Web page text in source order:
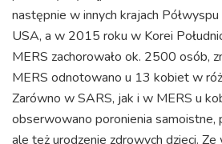
następnie w innych krajach
USA, a w 2015 roku w Korei
MERS zachorowało ok. 2500 osób,
MERS odnotowano u 13 kobiet w
Zarówno w SARS, jak i w MERS u
obserwowano poronienia samoistne,
ale też urodzenie zdrowych dzieci. Ze